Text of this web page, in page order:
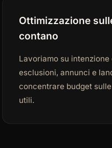
Ottimizzazione
contano
Lavoriamo su
esclusioni, annunci e
concentrare budget
utili.